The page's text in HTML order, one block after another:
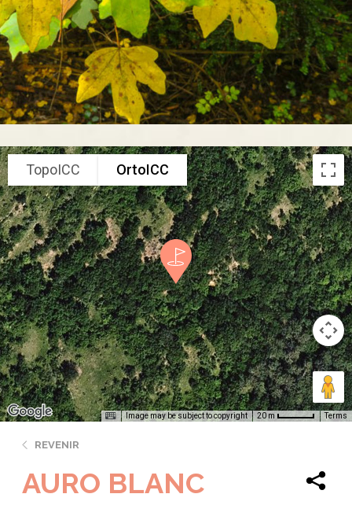
TopoICC OrtoICC
Image may be subject to copyright 20 m Terms
REVENIR
AURO BLANC